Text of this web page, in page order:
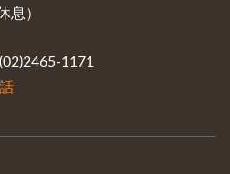
息）
1171